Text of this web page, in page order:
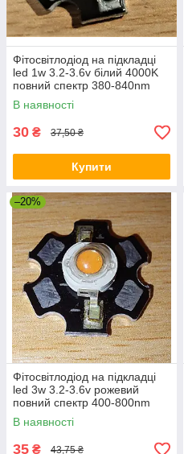
Фітосвітлодіод на підкладці
led 1w 3.2-3.6v білий 4000K
повний спектр 380-840nm
В наявності
30 ₴ 37,50 ₴
Купити
–20%
Фітосвітлодіод на підкладці
led 3w 3.2-3.6v рожевий
повний спектр 400-800nm
В наявності
35 ₴ 43,75 ₴